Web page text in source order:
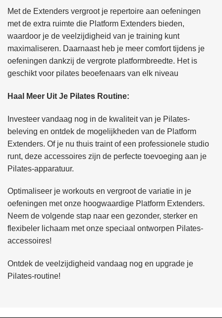
Met de Extenders vergroot je repertoire aan oefeningen
met de extra ruimte die Platform Extenders bieden,
waardoor je de veelzijdigheid van je training kunt
maximaliseren. Daarnaast heb je meer comfort tijdens je
oefeningen dankzij de vergrote platformbreedte. Het is
geschikt voor pilates beoefenaars van elk niveau
Haal Meer Uit Je Pilates Routine:
Investeer vandaag nog in de kwaliteit van je Pilates-
beleving en ontdek de mogelijkheden van de Platform
Extenders. Of je nu thuis traint of een professionele studio
runt, deze accessoires zijn de perfecte toevoeging aan je
Pilates-apparatuur.
Optimaliseer je workouts en vergroot de variatie in je
oefeningen met onze hoogwaardige Platform Extenders.
Neem de volgende stap naar een gezonder, sterker en
flexibeler lichaam met onze speciaal ontworpen Pilates-
accessoires!
Ontdek de veelzijdigheid vandaag nog en upgrade je
Pilates-routine!